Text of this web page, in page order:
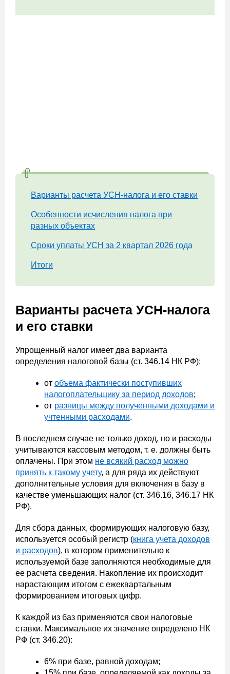
Варианты расчета УСН-налога и его ставки
Особенности исчисления налога при
разных объектах
Сроки уплаты УСН за 2 квартал 2026 года
Итоги
Варианты расчета УСН-налога
и его ставки
Упрощенный налог имеет два варианта
определения налоговой базы (ст. 346.14 НК РФ):
от объема фактически поступивших
налогоплательщику за период доходов;
от разницы между полученными доходами и
учтенными расходами.
В последнем случае не только доход, но и расходы
учитываются кассовым методом, т. е. должны быть
оплачены. При этом не всякий расход можно
принять к такому учету, а для ряда их действуют
дополнительные условия для включения в базу в
качестве уменьшающих налог (ст. 346.16, 346.17 НК
РФ).
Для сбора данных, формирующих налоговую базу,
используется особый регистр (книга учета доходов
и расходов), в котором применительно к
используемой базе заполняются необходимые для
ее расчета сведения. Накопление их происходит
нарастающим итогом с ежеквартальным
формированием итоговых цифр.
К каждой из баз применяются свои налоговые
ставки. Максимальное их значение определено НК
РФ (ст. 346.20):
6% при базе, равной доходам;